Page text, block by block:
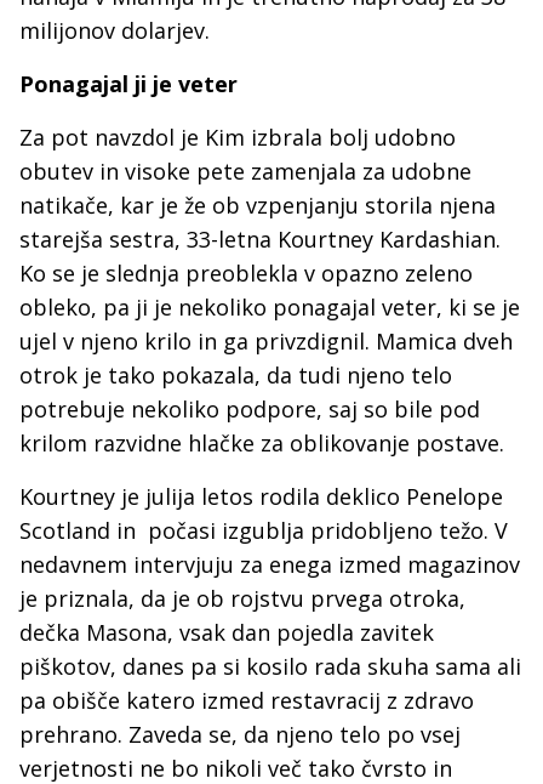
milijonov dolarjev.
Ponagajal ji je veter
Za pot navzdol je Kim izbrala bolj udobno
obutev in visoke pete zamenjala za udobne
natikače, kar je že ob vzpenjanju storila njena
starejša sestra, 33-letna Kourtney Kardashian.
Ko se je slednja preoblekla v opazno zeleno
obleko, pa ji je nekoliko ponagajal veter, ki se je
ujel v njeno krilo in ga privzdignil. Mamica dveh
otrok je tako pokazala, da tudi njeno telo
potrebuje nekoliko podpore, saj so bile pod
krilom razvidne hlačke za oblikovanje postave.
Kourtney je julija letos rodila deklico Penelope
Scotland in počasi izgublja pridobljeno težo. V
nedavnem intervjuju za enega izmed magazinov
je priznala, da je ob rojstvu prvega otroka,
dečka Masona, vsak dan pojedla zavitek
piškotov, danes pa si kosilo rada skuha sama ali
pa obišče katero izmed restavracij z zdravo
prehrano. Zaveda se, da njeno telo po vsej
verjetnosti ne bo nikoli več tako čvrsto in